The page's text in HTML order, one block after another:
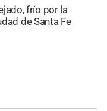
frío por la
de Santa Fe